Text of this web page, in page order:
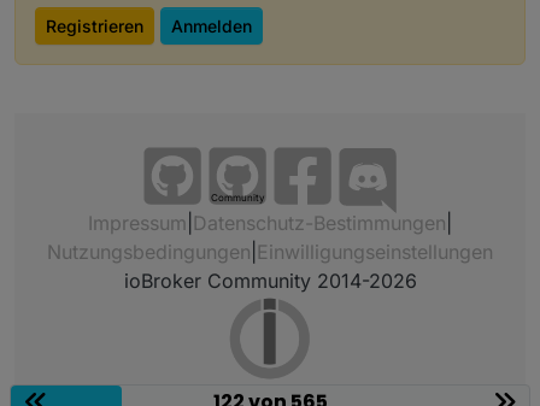
Registrieren Anmelden
Community
Impressum Datenschutz-Bestimmungen
Nutzungsbedingungen Einwilligungseinstellungen
ioBroker Community 2014-2026